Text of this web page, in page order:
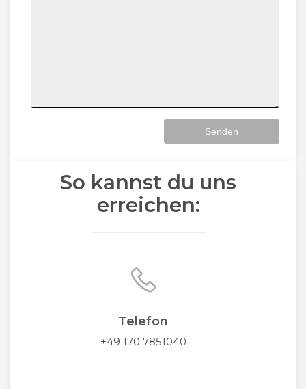
So kannst du uns
erreichen:
Telefon
+49 170 7851040